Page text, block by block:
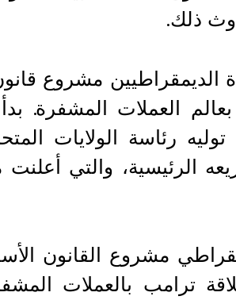
ذلك.
الديمقراطيين مشروع
العملات المشفرة.
الرئيسية، والتي
مشروع القانون
ترامب بالعملات